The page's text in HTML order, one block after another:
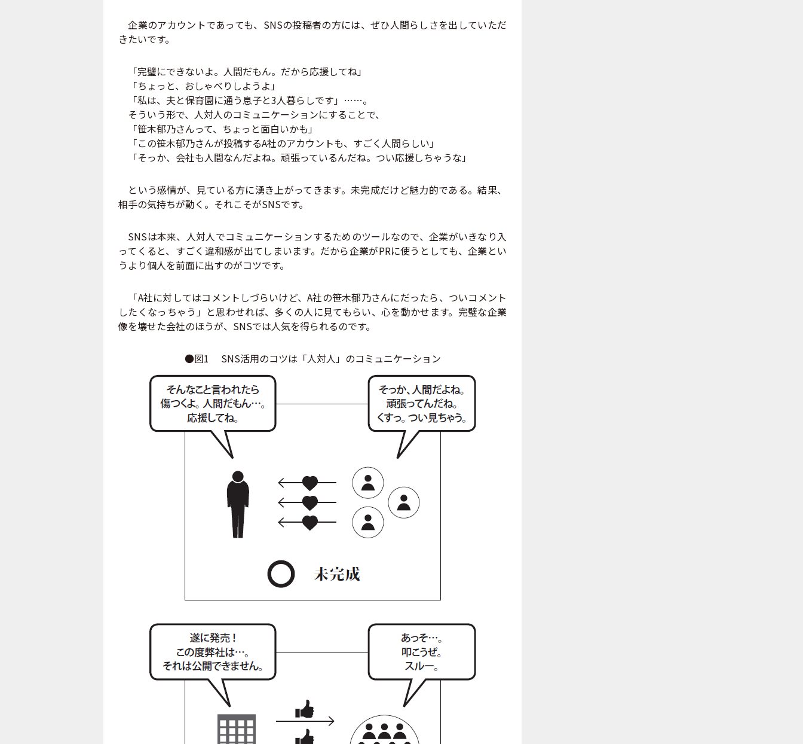
企業のアカウントであっても、SNSの投稿者の方には、ぜひ人間らしさを出していただ
きたいです。
「完璧にできないよ。人間だもん。だから応援してね」
「ちょっと、おしゃべりしようよ」
「私は、夫と保育園に通う息子と3人暮らしです」……。
そういう形で、人対人のコミュニケーションにすることで、
「笹木郁乃さんって、ちょっと面白いかも」
「この笹木郁乃さんが投稿するA社のアカウントも、すごく人間らしい」
「そっか、会社も人間なんだよね。頑張っているんだね。つい応援しちゃうな」
という感情が、見ている方に湧き上がってきます。未完成だけど魅力的である。結果、
相手の気持ちが動く。それこそがSNSです。
SNSは本来、人対人でコミュニケーションするためのツールなので、企業がいきなり入
ってくると、すごく違和感が出てしまいます。だから企業がPRに使うとしても、企業とい
うより個人を前面に出すのがコツです。
「A社に対してはコメントしづらいけど、A社の笹木郁乃さんにだったら、ついコメント
したくなっちゃう」と思わせれば、多くの人に見てもらい、心を動かせます。完璧な企業
像を壊せた会社のほうが、SNSでは人気を得られるのです。
●図1 SNS活用のコツは「人対人」のコミュニケーション